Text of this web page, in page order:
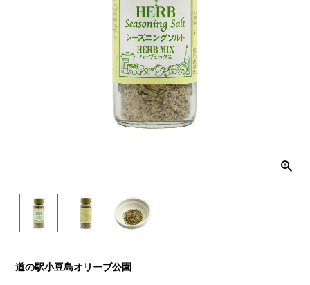
道の駅小豆島オリーブ公園